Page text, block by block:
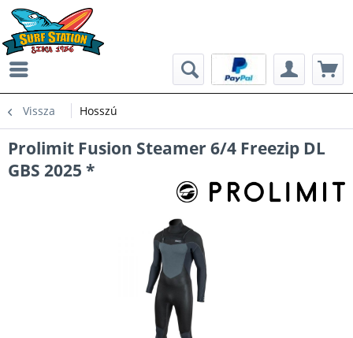
Vissza Hosszú
Prolimit Fusion Steamer 6/4 Freezip DL
GBS 2025 *